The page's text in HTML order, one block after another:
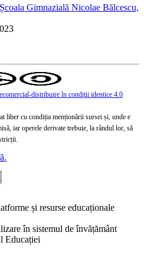
Gimnazială Nicolae Bălcescu,
distribuire în condiţii identice 4.0
liber cu condiția menționării sursei și, unde e
iar operele derivate trebuie, la rândul lor, să
și resurse educaționale
în sistemul de învățământ
Educației